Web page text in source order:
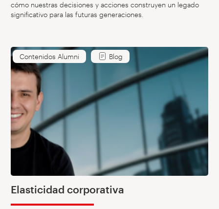
cómo nuestras decisiones y acciones construyen un legado
significativo para las futuras generaciones.
Contenidos Alumni Blog
Elasticidad corporativa